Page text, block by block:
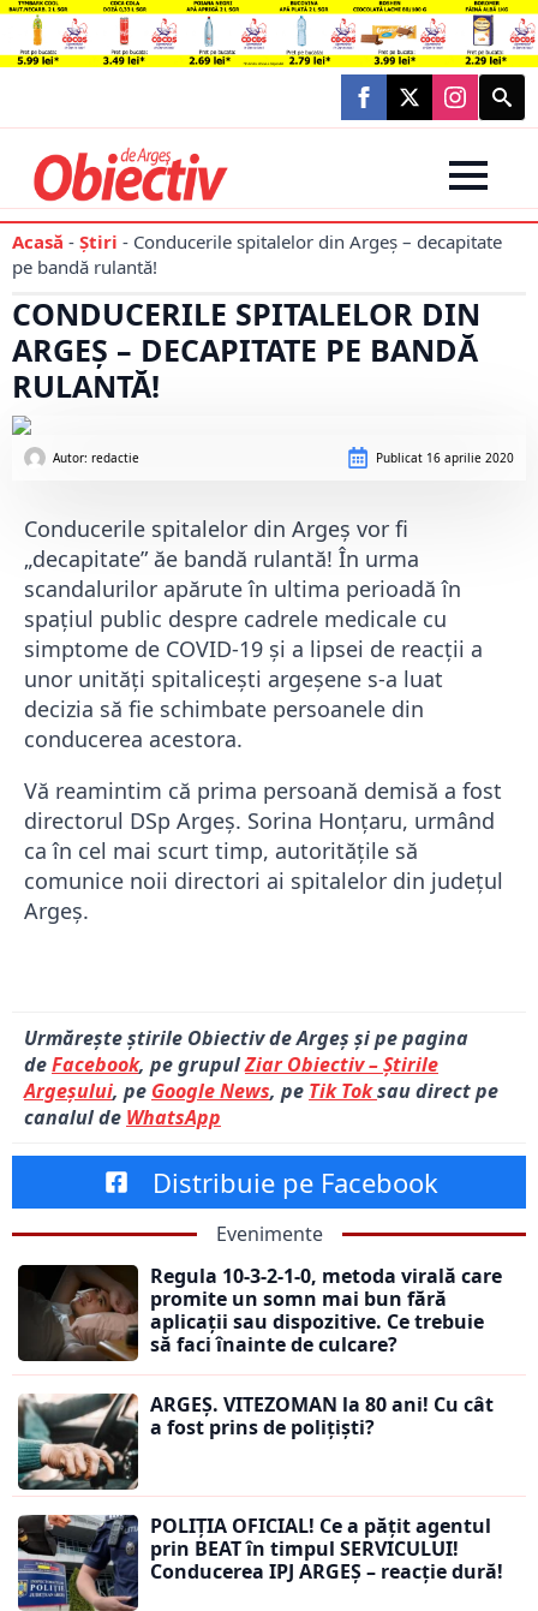
Search
for:
Acasă - Știri - Conducerile spitalelor din Argeș – decapitate
pe bandă rulantă!
CONDUCERILE SPITALELOR DIN
ARGEȘ – DECAPITATE PE BANDĂ
RULANTĂ!
Autor: redactie Publicat 16 aprilie 2020
Conducerile spitalelor din Argeș vor fi
„decapitate” ăe bandă rulantă! În urma
scandalurilor apărute în ultima perioadă în
spațiul public despre cadrele medicale cu
simptome de COVID-19 și a lipsei de reacții a
unor unități spitalicești argeșene s-a luat
decizia să fie schimbate persoanele din
conducerea acestora.
Vă reamintim că prima persoană demisă a fost
directorul DSp Argeș. Sorina Honțaru, urmând
ca în cel mai scurt timp, autoritățile să
comunice noii directori ai spitalelor din județul
Argeș.
Urmărește știrile Obiectiv de Argeș și pe pagina
deFacebook, pe grupulZiar Obiectiv – Știrile
Argeșului, pe Google News, pe Tik Toksau direct pe
canalul de WhatsApp
Distribuie pe Facebook
Evenimente
Regula 10-3-2-1-0, metoda virală care
promite un somn mai bun fără
aplicații sau dispozitive. Ce trebuie
să faci înainte de culcare?
ARGEȘ. VITEZOMAN la 80 ani! Cu cât
a fost prins de polițiști?
POLIȚIA OFICIAL! Ce a pățit agentul
prin BEAT în timpul SERVICULUI!
Conducerea IPJ ARGEȘ – reacție dură!